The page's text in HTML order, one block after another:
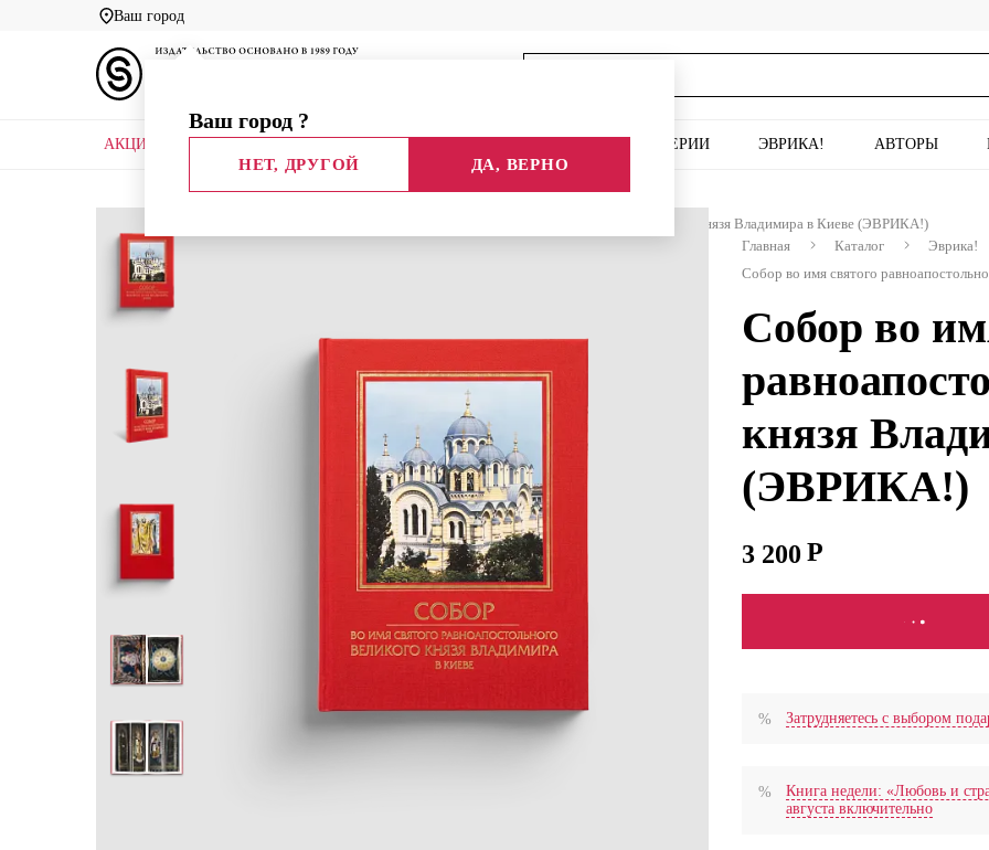
Ваш город
Ваш город ?
НЕТ, ДРУГОЙ ДА, ВЕРНО
АКЦИИ СЕРИИ ЭВРИКА! АВТОРЫ
Собор во имя святого равноапостольного великого князя Владимира в Киеве (ЭВРИКА!)
Главная
Каталог
Эврика!
Собор во имя святого
Собор во
князя
(ЭВРИКА!)
3 200
В КОРЗИНУ
Затрудняетесь с выбором
Книга недели: «Любовь и
августа включительно